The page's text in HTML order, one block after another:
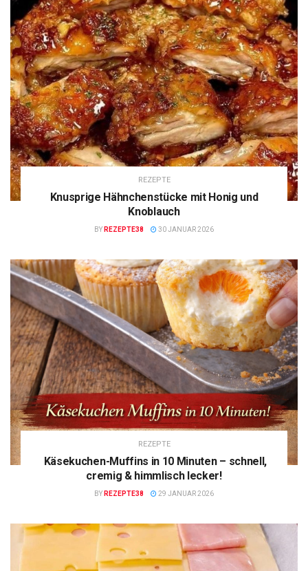
REZEPTE
Knusprige Hähnchenstücke mit Honig und
Knoblauch
BY REZEPTE38 30 JANUAR 2026
REZEPTE
Käsekuchen-Muffins in 10 Minuten – schnell,
cremig & himmlisch lecker!
BY REZEPTE38 29 JANUAR 2026